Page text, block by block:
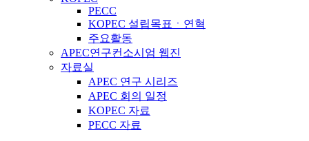
PECC
KOPEC 설립목표ㆍ연혁
주요활동
APEC연구컨소시엄 웹진
자료실
APEC 연구 시리즈
APEC 회의 일정
KOPEC 자료
PECC 자료